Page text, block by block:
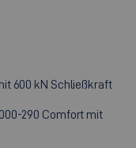
600 kN Schließkraft
290 Comfort mit